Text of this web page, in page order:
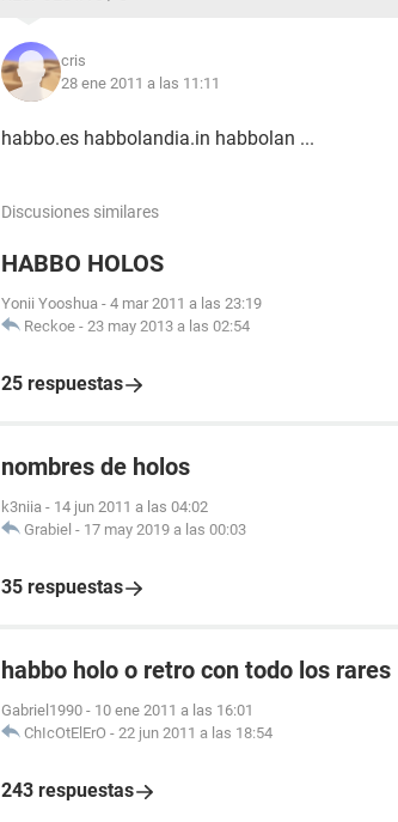
cris
28 ene 2011 a las 11:11
habbo.es habbolandia.in habbolan ...
Discusiones similares
HABBO HOLOS
Yonii Yooshua - 4 mar 2011 a las 23:19
Reckoe - 23 may 2013 a las 02:54
25 respuestas
nombres de holos
k3niia - 14 jun 2011 a las 04:02
Grabiel - 17 may 2019 a las 00:03
35 respuestas
habbo holo o retro con todo los rares
Gabriel1990 - 10 ene 2011 a las 16:01
ChIcOtElErO - 22 jun 2011 a las 18:54
243 respuestas